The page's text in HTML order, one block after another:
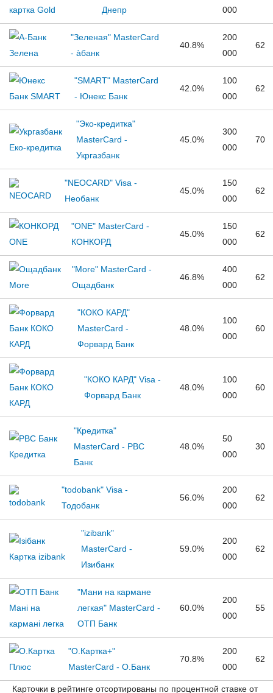
Днепр
000
"Зеленая" MasterCard
- àбанк
40.8%
200
000
62
"SMART" MasterCard
- Юнекс Банк
42.0%
100
000
62
"Эко-кредитка"
MasterCard -
Укргазбанк
45.0%
300
000
70
"NEOCARD" Visa -
Необанк
45.0%
150
000
62
"ONE" MasterCard -
КОНКОРД
45.0%
150
000
62
"More" MasterCard -
Ощадбанк
46.8%
400
000
62
"КОКО КАРД"
MasterCard -
Форвард Банк
48.0%
100
000
60
"КОКО КАРД" Visa -
Форвард Банк
48.0%
100
000
60
"Кредитка"
MasterCard - РВС
Банк
48.0%
50
000
30
"todobank" Visa -
Тодобанк
56.0%
200
000
62
"izibank"
MasterCard -
Изибанк
59.0%
200
000
62
"Мани на кармане
легкая" MasterCard -
ОТП Банк
60.0%
200
000
55
"О.Картка+"
MasterCard - О.Банк
70.8%
200
000
62
Карточки в рейтинге отсортированы по процентной ставке от